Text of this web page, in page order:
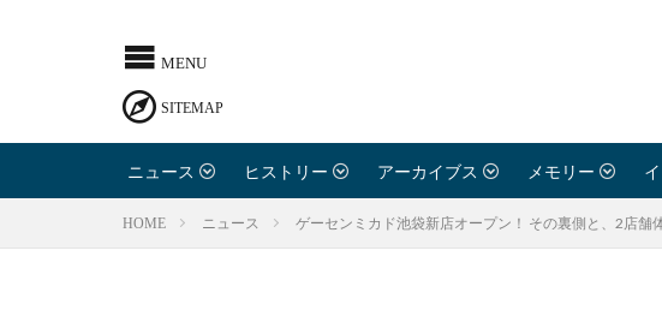
ニュース ヒストリー アーカイブス メモリー
HOME ニュース ゲーセンミカド池袋新店オープン！ その裏側と、2店舗